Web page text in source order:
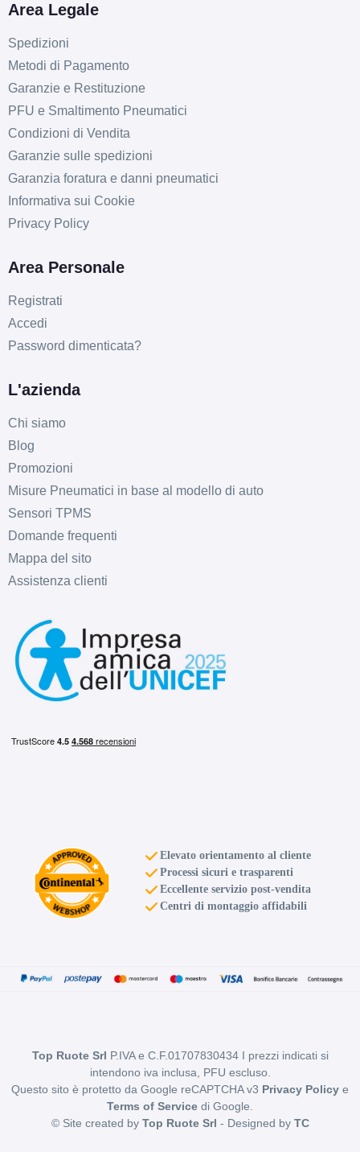
C
Area Legale
Spedizioni
Metodi di Pagamento
Garanzie e Restituzione
PFU e Smaltimento Pneumatici
Condizioni di Vendita
Garanzie sulle spedizioni
Garanzia foratura e danni pneumatici
Informativa sui Cookie
Privacy Policy
Area Personale
Registrati
Accedi
Password dimenticata?
L'azienda
Chi siamo
Blog
Promozioni
Misure Pneumatici in base al modello di auto
Sensori TPMS
Domande frequenti
Mappa del sito
Assistenza clienti
Elevato orientamento al cliente
Processi sicuri e trasparenti
Eccellente servizio post-vendita
Centri di montaggio affidabili
Top Ruote Srl P.IVA e C.F.01707830434 I prezzi indicati si
intendono iva inclusa, PFU escluso.
Questo sito è protetto da Google reCAPTCHA v3 Privacy Policy e
Terms of Service di Google.
© Site created by Top Ruote Srl - Designed by TC